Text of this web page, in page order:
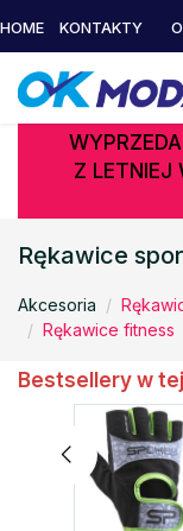
HOME KONTAKTY
Z LETNIEJ
Rękawice
Akcesoria
Rękawice fitness
Bestsellery w